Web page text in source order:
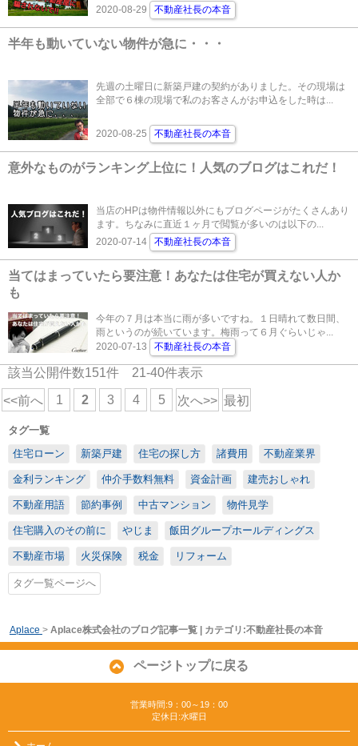
2020-08-29 不動産社長の本音
半年も動いていない物件が急に・・・
先週の土曜日に新築戸建の契約がありました。その現場は
全部で６棟の現場で私のお客さんがお申込をした時は...
2020-08-25 不動産社長の本音
意外なものがランキング上位に！人気のブログはこれだ！
当店のHPは物件情報以外にもブログページがたくさんあり
ます。ちなみに直近１ヶ月で閲覧が多いのは以下の...
2020-07-14
不動産社長の本音
当てはまっていたら要注意！あなたは住宅が買えない人か
も
今年の７月は本当に雨が多いですね。１日晴れて数日間、
雨というのが続いています。梅雨って６月ぐらいじゃ...
2020-07-13
不動産社長の本音
該当公開件数151件 21-40件表示
<<前へ 1 2 3 4 5 次へ>> 最初
タグ一覧
住宅ローン
新築戸建 住宅の探し方 諸費用 不動産業界
金利ランキング 仲介手数料無料 資金計画 建売おしゃれ
不動産用語 節約事例 中古マンション 物件見学
住宅購入のその前に やじま 飯田グループホールディングス
不動産市場 火災保険 税金 リフォーム
タグ一覧ページへ
Aplace > Aplace株式会社のブログ記事一覧 | カテゴリ:不動産社長の本音
ページトップに戻る
営業時間:9：00～19：00
定休日:水曜日